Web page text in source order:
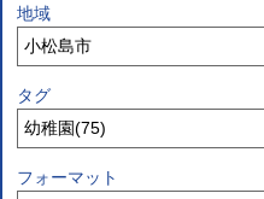
地域
タグ
フォーマット